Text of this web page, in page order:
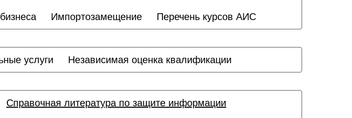
Импортозамещение Перечень курсов АИС
услуги Независимая оценка квалификации
Справочная литература по защите информации